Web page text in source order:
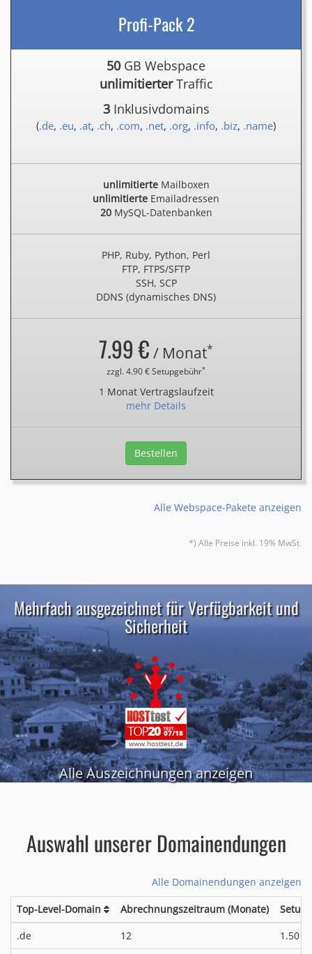
Profi-Pack 2
50 GB Webspace
unlimitierterTraffic
3Inklusivdomains
(.de, .eu, .at, .ch, .com, .net, .org, .info, .biz, .name)
unlimitierteMailboxen
unlimitierte Emailadressen
20MySQL-Datenbanken
PHP, Ruby, Python, Perl
FTP, FTPS/SFTP
SSH, SCP
DDNS (dynamisches DNS)
7.99 € / Monat*
zzgl. 4.90 € Setupgebühr*
1 Monat Vertragslaufzeit
mehr Details
Bestellen
Alle Webspace-Pakete anzeigen
*) Alle Preise inkl. 19% MwSt.
Mehrfach ausgezeichnet für Verfügbarkeit und
Sicherheit
Alle Auszeichnungen anzeigen
Auswahl unserer Domainendungen
Alle Domainendungen anzeigen
Top-Level-Domain Abrechnungszeitraum (Monate)
.de
12 1.50 €